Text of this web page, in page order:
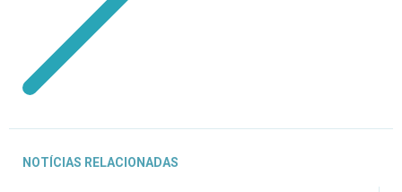
NOTÍCIAS RELACIONADAS